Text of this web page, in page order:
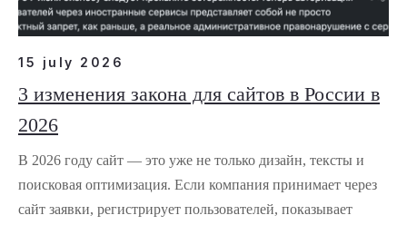
15 july 2026
3 изменения закона для сайтов в России в
2026
В 2026 году сайт — это уже не только дизайн, тексты и
поисковая оптимизация. Если компания принимает через
сайт заявки, регистрирует пользователей, показывает